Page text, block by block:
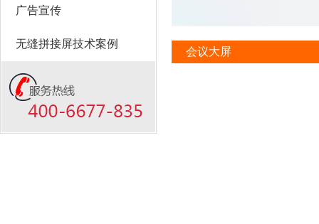
广告宣传
无缝拼接屏技术案例
会议大屏